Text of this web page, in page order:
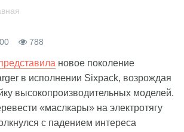
788
новое поколение
в исполнении Sixpack, возрождая
высокопроизводительных моделей.
«маслкары» на электротягу
с падением интереса